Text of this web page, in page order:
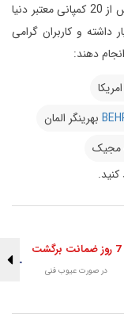
این مجموعه در حال حاضر نمایندگی انحصاری بیش از 20 کمپانی معتبر دنیا
داشته و کاربران گرامی
دهند:
بهرینگر المان
مجیک
کنید.
7 روز ضمانت برگشت
در صورت عیوب فنی